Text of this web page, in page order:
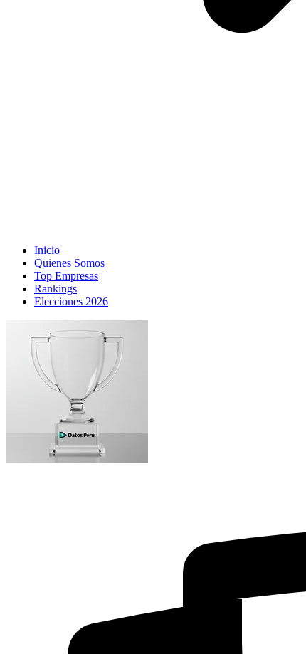
Inicio
Quienes Somos
Top Empresas
Rankings
Elecciones 2026